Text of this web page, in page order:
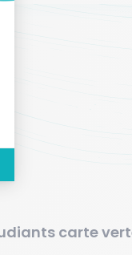
carte